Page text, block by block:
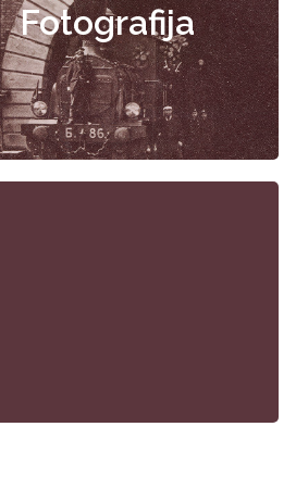
Fotografija